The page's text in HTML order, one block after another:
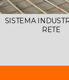
SISTEMA
RETE